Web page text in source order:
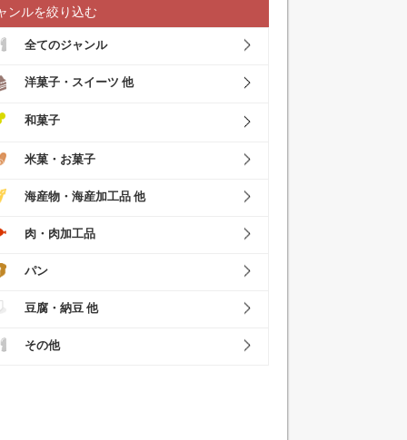
ンルを絞り込む
全てのジャンル
洋菓子・スイーツ 他
和菓子
米菓・お菓子
海産物・海産加工品 他
肉・肉加工品
パン
豆腐・納豆 他
その他